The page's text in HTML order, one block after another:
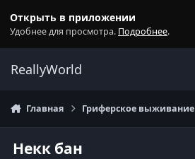
Открыть в приложении
Удобнее для просмотра. Подробнее.
ReallyWorld
Главная Гриферское выживание
Некк бан